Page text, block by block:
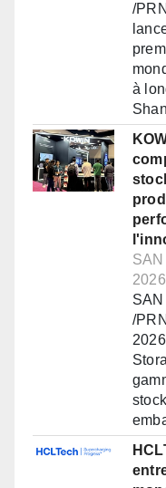
/
à
/